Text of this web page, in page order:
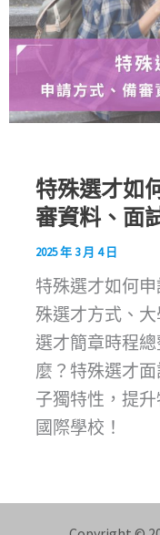
特殊選才如
審資料、面
2025 年 3 月 4 日
特殊選才如何
殊選才方式、
選才簡章時程
麼？特殊選才
子獨特性，提
國際學校！